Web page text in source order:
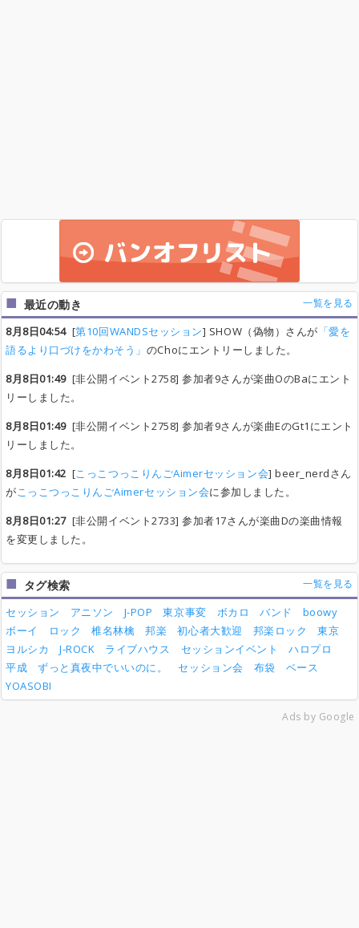
最近の動き 一覧を見る
8月8日04:54[第10回WANDSセッション] SHOW（偽物）さんが 「愛を
語るより口づけをかわそう」 のChoにエントリーしました。
8月8日01:49[非公開イベント2758] 参加者9さんが楽曲OのBaにエント
リーしました。
8月8日01:49[非公開イベント2758] 参加者9さんが楽曲EのGt1にエント
リーしました。
8月8日01:42 [こっこつっこりんごAimerセッション会] beer_nerdさん
がこっこつっこりんごAimerセッション会に参加しました。
8月8日01:27[非公開イベント2733] 参加者17さんが楽曲Dの楽曲情報
を変更しました。
タグ検索 一覧を見る
セッション アニソン J-POP 東京事変 ボカロ バンド
boowy
ボーイ
ロック 椎名林檎 邦楽 初心者大歓迎 邦楽ロック
東京
ヨルシカ
J-ROCK ライブハウス セッションイベント
ハロプロ
平成
ずっと真夜中でいいのに。 セッション会 布袋
ベース
YOASOBI
Ads by Google